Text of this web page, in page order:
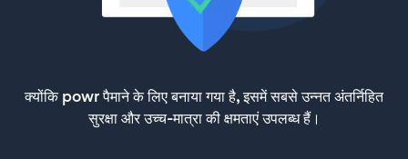
क्योंकि powr पैमाने के लिए बनाया गया है, इसमें सबसे उन्नत अंतर्निहित
सुरक्षा और उच्च-मात्रा की क्षमताएं उपलब्ध हैं।